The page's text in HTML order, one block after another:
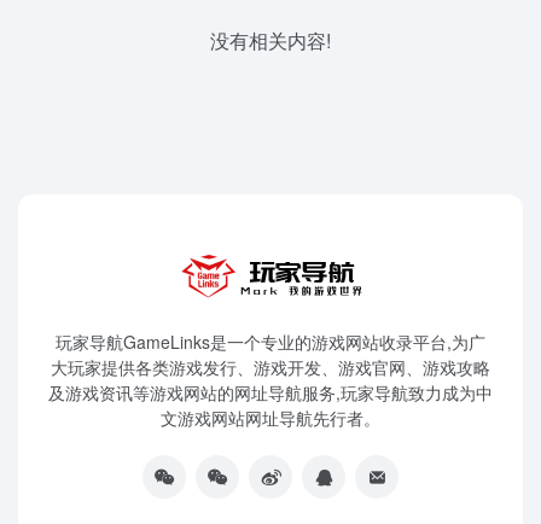
没有相关内容!
玩家导航GameLinks是一个专业的游戏网站收录平台,为广
大玩家提供各类游戏发行、游戏开发、游戏官网、游戏攻略
及游戏资讯等游戏网站的网址导航服务,玩家导航致力成为中
文游戏网站网址导航先行者。